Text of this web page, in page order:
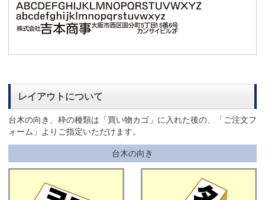
レイアウトについて
台木の向き、枠の種類は「買い物カゴ」に入れた後の、「ご注文フ
ォーム」よりご指定いただけます。
台木の向き